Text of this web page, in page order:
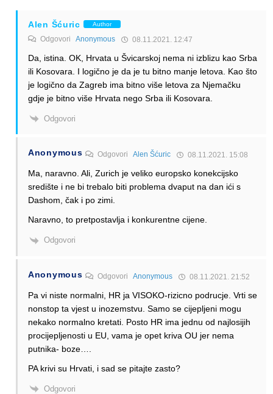
Alen Šćuric Author
Odgovori Anonymous 08.11.2021. 12:47
Da, istina. OK, Hrvata u Švicarskoj nema ni izblizu kao Srba
ili Kosovara. I logično je da je tu bitno manje letova. Kao što
je logično da Zagreb ima bitno više letova za Njemačku
gdje je bitno više Hrvata nego Srba ili Kosovara.
Odgovori
Anonymous OdgovoriAlen Šćuric 08.11.2021. 15:08
Ma, naravno. Ali, Zurich je veliko europsko konekcijsko
središte i ne bi trebalo biti problema dvaput na dan ići s
Dashom, čak i po zimi.
Naravno, to pretpostavlja i konkurentne cijene.
Odgovori
Anonymous OdgovoriAnonymous 08.11.2021. 21:52
Pa vi niste normalni, HR ja VISOKO-rizicno podrucje. Vrti se
nonstop ta vjest u inozemstvu. Samo se cijepljeni mogu
nekako normalno kretati. Posto HR ima jednu od najlosijih
procijepljenosti u EU, vama je opet kriva OU jer nema
putnika- boze….
PA krivi su Hrvati, i sad se pitajte zasto?
Odgovori